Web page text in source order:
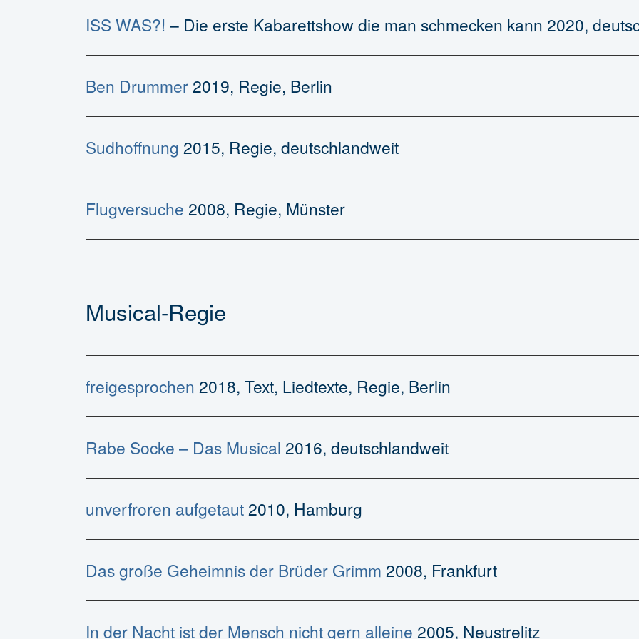
ISS WAS?! – Die erste Kabarettshow die man schmecken kann 2020,
Ben Drummer 2019, Regie, Berlin
Sudhoffnung 2015, Regie, deutschlandweit
Flugversuche 2008, Regie, Münster
Musical-Regie
freigesprochen 2018, Text, Liedtexte, Regie, Berlin
Rabe Socke – Das Musical 2016, deutschlandweit
unverfroren aufgetaut 2010, Hamburg
Das große Geheimnis der Brüder Grimm 2008, Frankfurt
In der Nacht ist der Mensch nicht gern alleine 2005, Neustrelitz